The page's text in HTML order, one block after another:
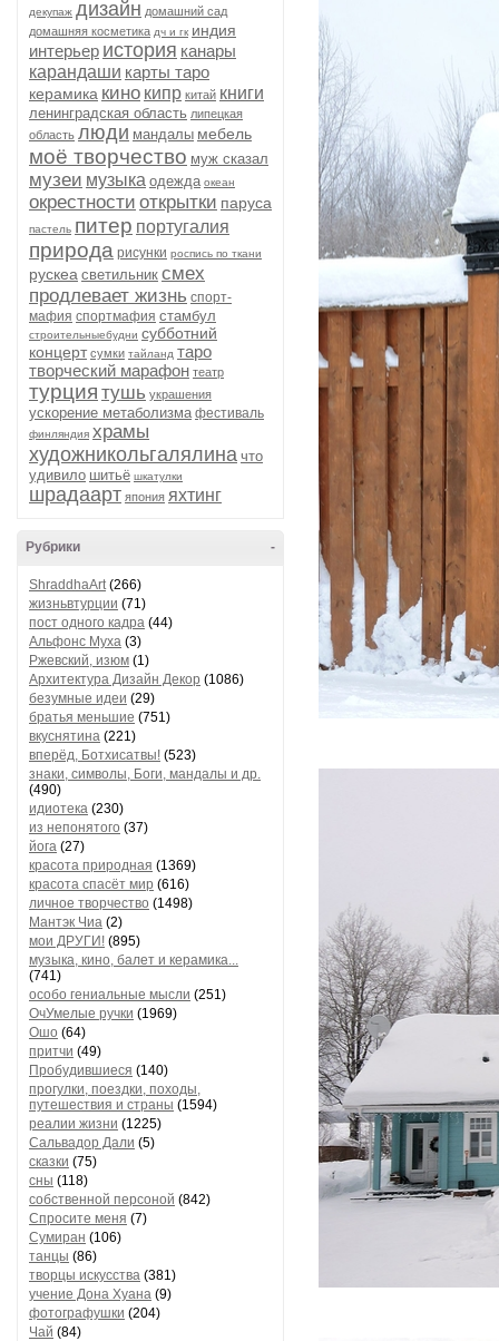
декупаж дизайн домашний сад
домашняя косметика дч и гк индия
интерьер история канары
карандаши карты таро
керамика кино кипр китай книги
ленинградская область липецкая
область люди мандалы мебель
моё творчество муж сказал
музеи музыка одежда океан
окрестности открытки паруса
пастель питер португалия
природа рисунки роспись по ткани
рускеа светильник смех
продлевает жизнь спорт-
мафия спортмафия стамбул
строительныебудни субботний
концерт сумки тайланд таро
творческий марафон театр
турция тушь украшения
ускорение метаболизма фестиваль
финляндия храмы
художникольгалялина что
удивило шитьё шкатулки
шрадаарт япония яхтинг
-
Рубрики
ShraddhaArt(266)
жизньвтурции (71)
пост одного кадра (44)
Альфонс Муха (3)
Ржевский, изюм (1)
Архитектура Дизайн Декор (1086)
безумные идеи (29)
братья меньшие (751)
вкуснятина (221)
вперёд, Ботхисатвы! (523)
знаки, символы, Боги, мандалы и др.
(490)
идиотека (230)
из непонятого (37)
йога (27)
красота природная (1369)
красота спасёт мир (616)
личное творчество (1498)
Мантэк Чиа (2)
мои ДРУГИ! (895)
музыка, кино, балет и керамика...
(741)
особо гениальные мысли (251)
ОчУмелые ручки (1969)
Ошо (64)
притчи (49)
Пробудившиеся (140)
прогулки, поездки, походы,
путешествия и страны (1594)
реалии жизни (1225)
Сальвадор Дали (5)
сказки (75)
сны (118)
собственной персоной (842)
Спросите меня (7)
Сумиран (106)
танцы (86)
творцы искусства (381)
учение Дона Хуана (9)
фотографушки (204)
Чай (84)